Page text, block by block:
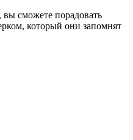
сможете порадовать
который они запомнят